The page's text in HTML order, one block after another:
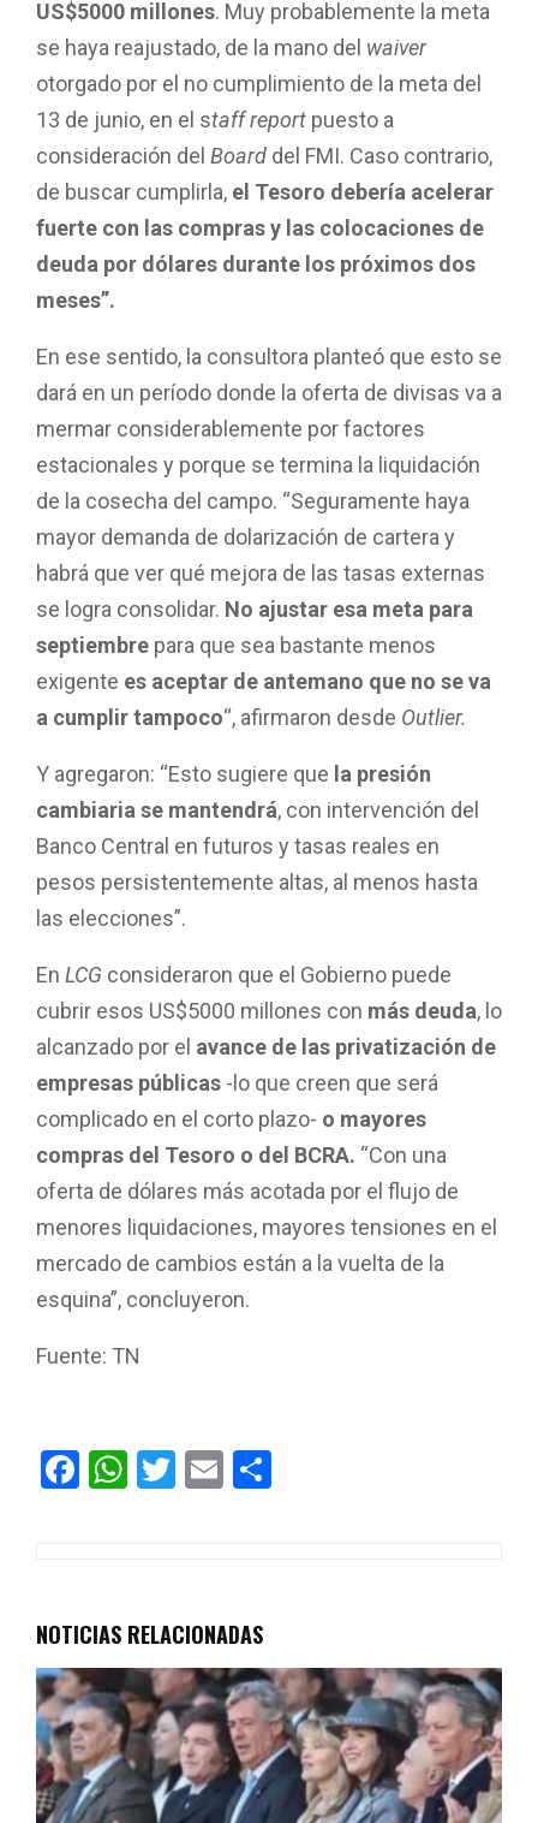
US$5000 millones. Muy probablemente la meta
se haya reajustado, de la mano del waiver
otorgado por el no cumplimiento de la meta del
13 de junio, en el staff report puesto a
consideración del Board del FMI. Caso contrario,
de buscar cumplirla, el Tesoro debería acelerar
fuerte con las compras y las colocaciones de
deuda por dólares durante los próximos dos
meses”.
En ese sentido, la consultora planteó que esto se
dará en un período donde la oferta de divisas va a
mermar considerablemente por factores
estacionales y porque se termina la liquidación
de la cosecha del campo. “Seguramente haya
mayor demanda de dolarización de cartera y
habrá que ver qué mejora de las tasas externas
se logra consolidar. No ajustar esa meta para
septiembre para que sea bastante menos
exigente es aceptar de antemano que no se va
a cumplir tampoco“, afirmaron desde Outlier.
Y agregaron: “Esto sugiere que la presión
cambiaria se mantendrá, con intervención del
Banco Central en futuros y tasas reales en
pesos persistentemente altas, al menos hasta
las elecciones”.
En LCG consideraron que el Gobierno puede
cubrir esos US$5000 millones con más deuda, lo
alcanzado por el avance de las privatización de
empresas públicas -lo que creen que será
complicado en el corto plazo- o mayores
compras del Tesoro o del BCRA. “Con una
oferta de dólares más acotada por el flujo de
menores liquidaciones, mayores tensiones en el
mercado de cambios están a la vuelta de la
esquina”, concluyeron.
Fuente: TN
F
o
o
k
W
A
p
p
T
E
tir
NOTICIAS RELACIONADAS